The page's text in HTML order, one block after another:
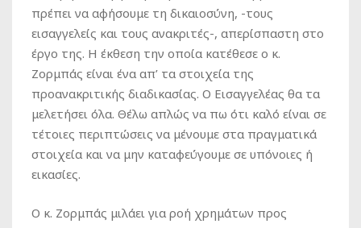
πρέπει να αφήσουμε τη δικαιοσύνη, -τους
εισαγγελείς και τους ανακριτές-, απερίσπαστη στο
έργο της. Η έκθεση την οποία κατέθεσε ο κ.
Ζορμπάς είναι ένα απ’ τα στοιχεία της
προανακριτικής διαδικασίας. Ο Εισαγγελέας θα τα
μελετήσει όλα. Θέλω απλώς να πω ότι καλό είναι σε
τέτοιες περιπτώσεις να μένουμε στα πραγματικά
στοιχεία και να μην καταφεύγουμε σε υπόνοιες ή
εικασίες.
Ο κ. Ζορμπάς μιλάει για ροή χρημάτων προς